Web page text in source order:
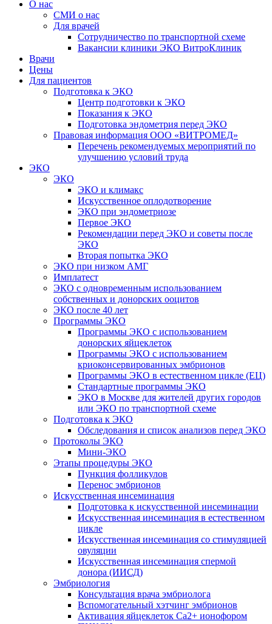
О нас
СМИ о нас
Для врачей
Сотрудничество по транспортной схеме
Вакансии клиники ЭКО ВитроКлиник
Врачи
Цены
Для пациентов
Подготовка к ЭКО
Центр подготовки к ЭКО
Показания к ЭКО
Подготовка эндометрия перед ЭКО
Правовая информация ООО «ВИТРОМЕД»
Перечень рекомендуемых мероприятий по
улучшению условий труда
ЭКО
ЭКО
ЭКО и климакс
Искусственное оплодотворение
ЭКО при эндометриозе
Первое ЭКО
Рекомендации перед ЭКО и советы после
ЭКО
Вторая попытка ЭКО
ЭКО при низком АМГ
Имплатест
ЭКО с одновременным использованием
собственных и донорских ооцитов
ЭКО после 40 лет
Программы ЭКО
Программы ЭКО с использованием
донорских яйцеклеток
Программы ЭКО с использованием
криоконсервированных эмбрионов
Программы ЭКО в естественном цикле (ЕЦ)
Стандартные программы ЭКО
ЭКО в Москве для жителей других городов
или ЭКО по транспортной схеме
Подготовка к ЭКО
Обследования и список анализов перед ЭКО
Протоколы ЭКО
Мини-ЭКО
Этапы процедуры ЭКО
Пункция фолликулов
Перенос эмбрионов
Искусственная инсеминация
Подготовка к искусственной инсеминации
Искусственная инсеминация в естественном
цикле
Искусственная инсеминация со стимуляцией
овуляции
Искусственная инсеминация спермой
донора (ИИСД)
Эмбриология
Консультация врача эмбриолога
Вспомогательный хэтчинг эмбрионов
Активация яйцеклеток Са2+ ионофором